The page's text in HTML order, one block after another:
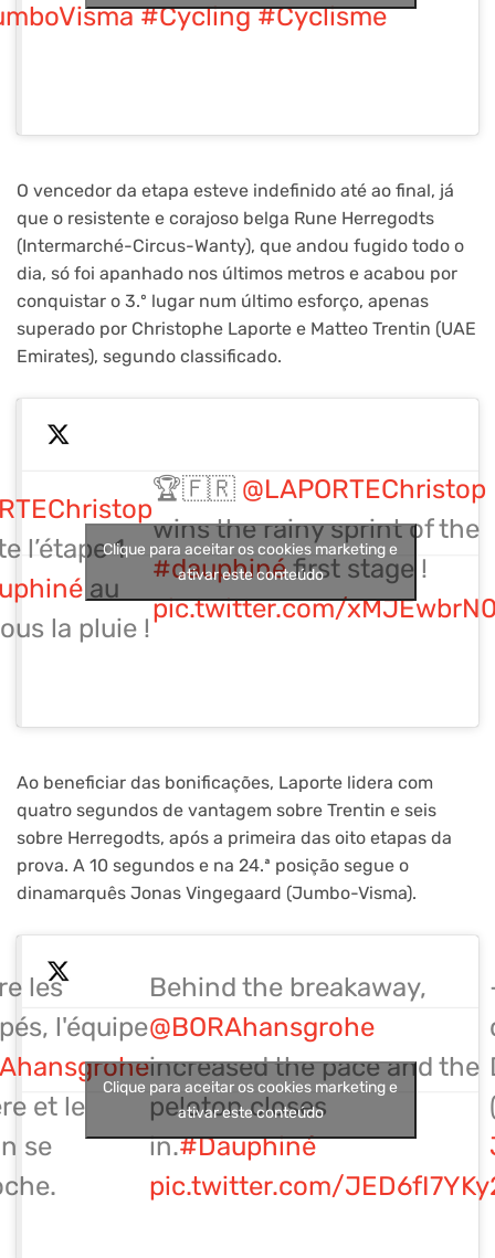
#Cycling #Cyclisme
O vencedor da etapa esteve indefinido até ao final, já
que o resistente e corajoso belga Rune Herregodts
(Intermarché-Circus-Wanty), que andou fugido todo o
dia, só foi apanhado nos últimos metros e acabou por
conquistar o 3.º lugar num último esforço, apenas
superado por Christophe Laporte e Matteo Trentin (UAE
Emirates), segundo classificado.
l’étape 1
au
la pluie !
🏆🇫🇷 @LAPORTEChristop
wins the rainy sprint of the
#dauphinéfirst stage !
pic.twitter.com/
Clique para aceitar os cookies marketing e
ativar este conteúdo
Ao beneficiar das bonificações, Laporte lidera com
quatro segundos de vantagem sobre Trentin e seis
sobre Herregodts, após a primeira das oito etapas da
prova. A 10 segundos e na 24.ª posição segue o
dinamarquês Jonas Vingegaard (Jumbo-Visma).
les
l'équipe
et le
se
Behind the breakaway,
@BORAhansgrohe
increased the pace and the
peloton closes
in.#Dauphiné
pic.twitter.com/JED6fI7YKy
Clique para aceitar os cookies marketing e
ativar este conteúdo